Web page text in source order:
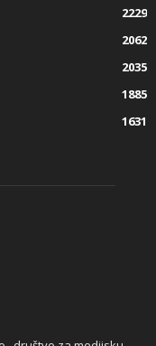
2229
2062
2035
1885
1631